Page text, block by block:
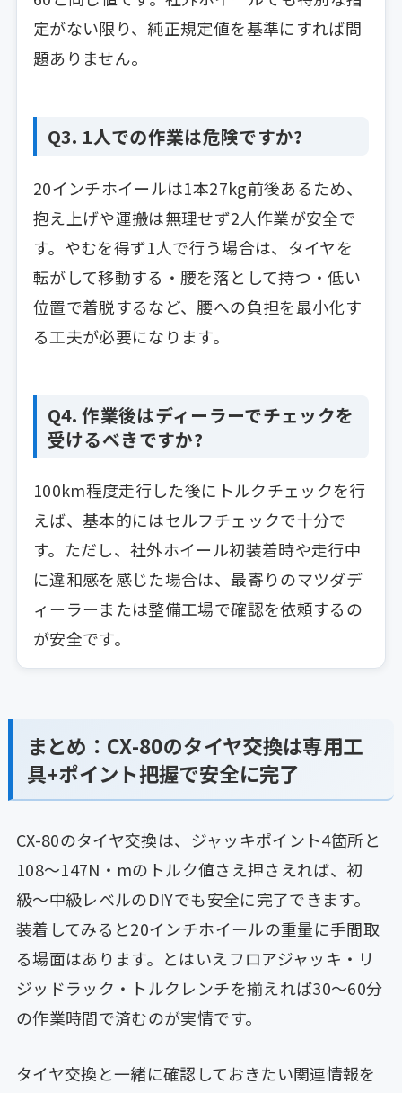
定がない限り、純正規定値を基準にすれば問
題ありません。
Q3. 1人での作業は危険ですか?
20インチホイールは1本27kg前後あるため、
抱え上げや運搬は無理せず2人作業が安全で
す。やむを得ず1人で行う場合は、タイヤを
転がして移動する・腰を落として持つ・低い
位置で着脱するなど、腰への負担を最小化す
る工夫が必要になります。
Q4. 作業後はディーラーでチェックを
受けるべきですか?
100km程度走行した後にトルクチェックを行
えば、基本的にはセルフチェックで十分で
す。ただし、社外ホイール初装着時や走行中
に違和感を感じた場合は、最寄りのマツダデ
ィーラーまたは整備工場で確認を依頼するの
が安全です。
まとめ：CX-80のタイヤ交換は専用工
具+ポイント把握で安全に完了
CX-80のタイヤ交換は、ジャッキポイント4箇所と
108〜147N・mのトルク値さえ押さえれば、初
級〜中級レベルのDIYでも安全に完了できます。
装着してみると20インチホイールの重量に手間取
る場面はあります。とはいえフロアジャッキ・リ
ジッドラック・トルクレンチを揃えれば30〜60分
の作業時間で済むのが実情です。
タイヤ交換と一緒に確認しておきたい関連情報を